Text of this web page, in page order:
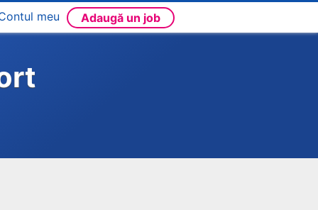
meu Adaugă un job